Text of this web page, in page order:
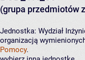
(grupa przedmiotów
Jednostka: Wydział
organizacją
Pomocy.